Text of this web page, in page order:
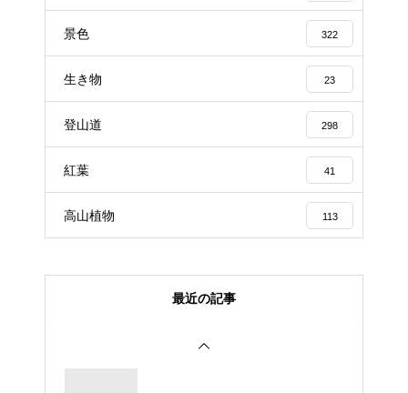
景色 322
生き物 23
登山道 298
紅葉 41
高山植物 113
最近の記事